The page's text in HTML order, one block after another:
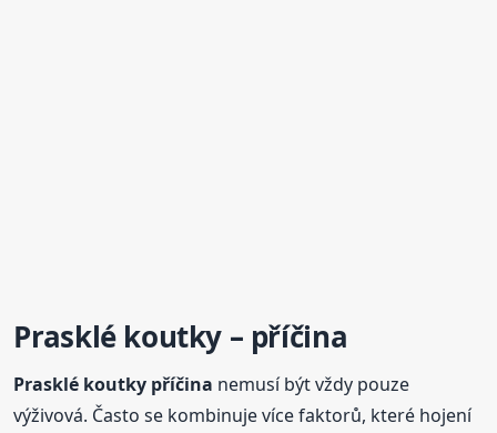
Prasklé koutky – příčina
Prasklé koutky příčina nemusí být vždy pouze
výživová. Často se kombinuje více faktorů, které hojení